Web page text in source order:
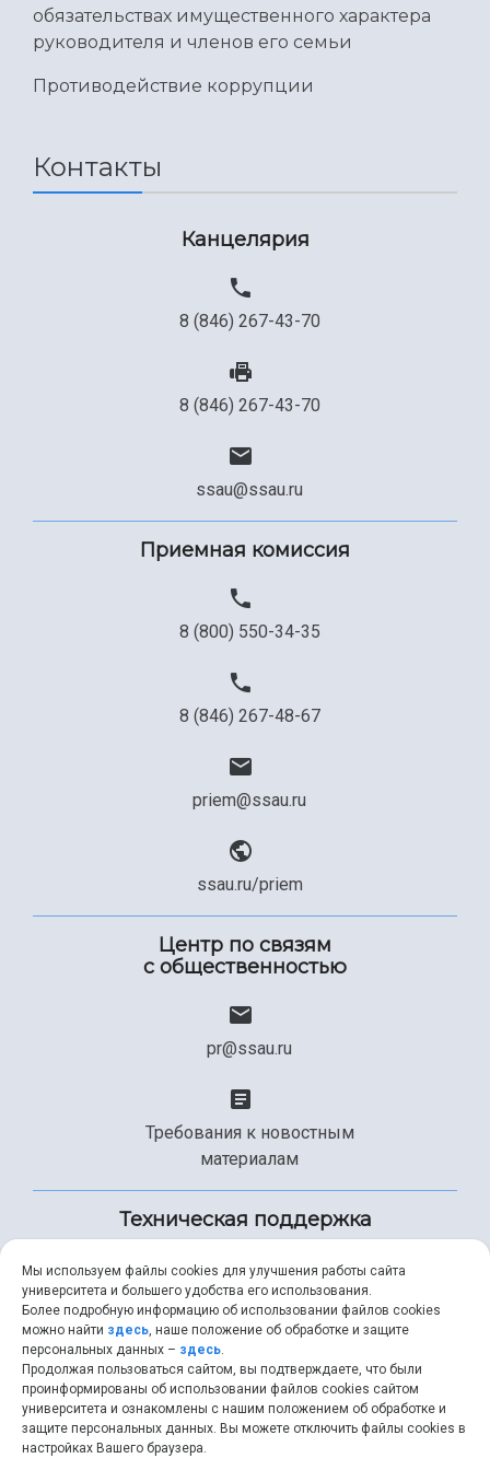
Международный межвузовский кампус
Сведения об образовательной организации
Официальные документы
обязательствах имущественного характера
руководителя и членов его семьи
Противодействие коррупции
Контакты
Канцелярия
8 (846) 267-43-70
8 (846) 267-43-70
ssau@ssau.ru
Приемная комиссия
8 (800) 550-34-35
8 (846) 267-48-67
priem@ssau.ru
ssau.ru/priem
Центр по связям
с общественностью
pr@ssau.ru
Требования к новостным
материалам
Техническая поддержка
+7 (846) 267-49-99
help@ssau.ru
Мы используем файлы cookies для улучшения работы сайта
университета и большего удобства его использования.
Более подробную информацию об использовании файлов cookies
можно найти здесь, наше положение об обработке и защите
персональных данных – здесь.
Продолжая пользоваться сайтом, вы подтверждаете, что были
проинформированы об использовании файлов cookies сайтом
университета и ознакомлены с нашим положением об обработке и
защите персональных данных. Вы можете отключить файлы cookies в
настройках Вашего браузера.